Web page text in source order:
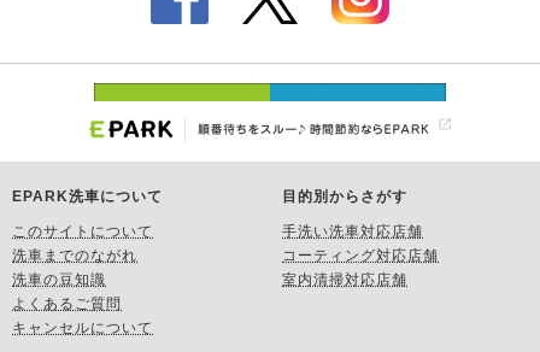
EPARK洗車について
このサイトについて
洗車までのながれ
洗車の豆知識
よくあるご質問
キャンセルについて
目的別からさがす
手洗い洗車対応店舗
コーティング対応店舗
室内清掃対応店舗